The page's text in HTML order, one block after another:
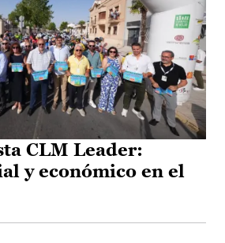
CLM Leader:
y económico en el